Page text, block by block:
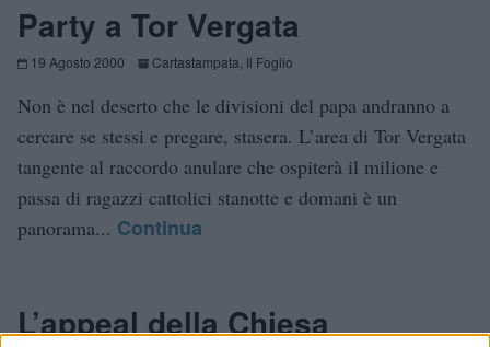
Party a Tor Vergata
19 Agosto 2000 Cartastampata Il Foglio
Non è nel deserto che le divisioni del papa andranno a
cercare se stessi e pregare, stasera. L’area di Tor Vergata
tangente al raccordo anulare che ospiterà il milione e
passa di ragazzi cattolici stanotte e domani è un
panorama... Continua
L’appeal della Chiesa